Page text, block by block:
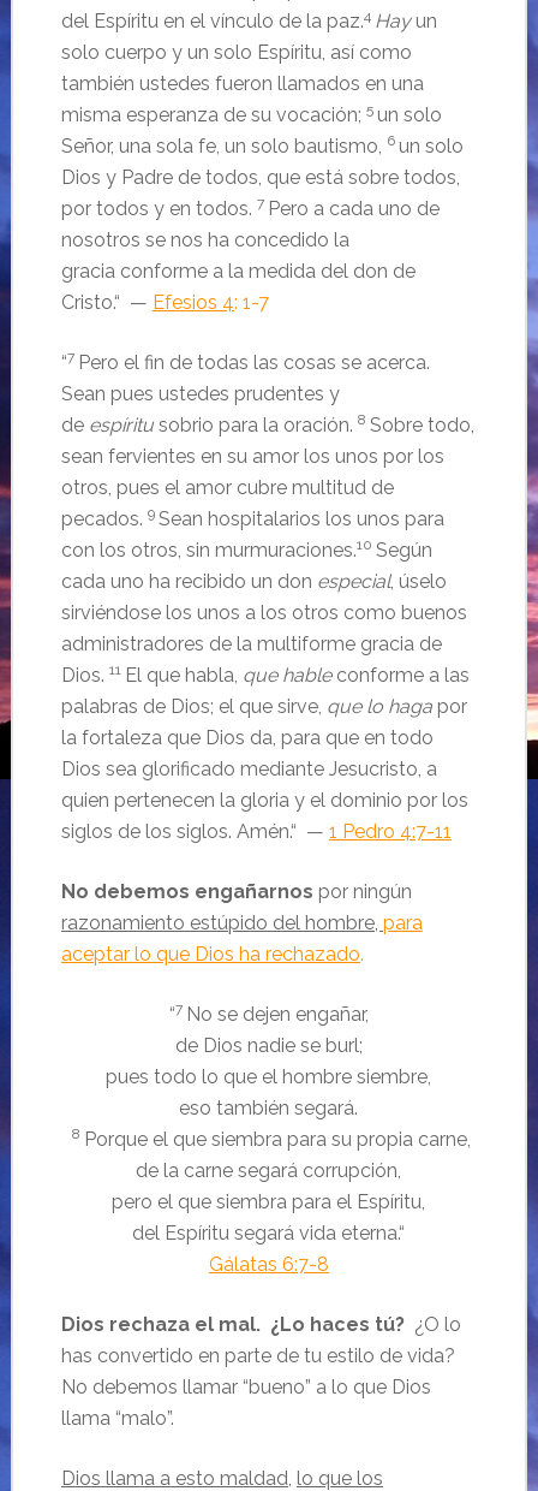
del Espíritu en el vínculo de la paz.4 Hayun
solo cuerpo y un solo Espíritu, así como
también ustedes fueron llamados en una
misma esperanza de su vocación; 5 un solo
Señor, una sola fe, un solo bautismo,
6 un solo
Dios y Padre de todos, que está sobre todos,
por todos y en todos. 7 Pero a cada uno de
nosotros se nos ha concedido la
gracia conforme a la medida del don de
Cristo.“ — Efesios 4: 1-7
“7 Pero el fin de todas las cosas se acerca.
Sean pues ustedes prudentes y
de espíritusobrio para la oración. 8 Sobre todo,
sean fervientes en su amor los unos por los
otros, pues el amor cubre multitud de
pecados. 9 Sean hospitalarios los unos para
con los otros, sin murmuraciones.10 Según
cada uno ha recibido un don especial, úselo
sirviéndose los unos a los otros como buenos
administradores de la multiforme gracia de
Dios. 11 El que habla, que hableconforme a las
palabras de Dios; el que sirve, que lo hagapor
la fortaleza que Dios da, para que en todo
Dios sea glorificado mediante Jesucristo, a
quien pertenecen la gloria y el dominio por los
siglos de los siglos. Amén.“ — 1 Pedro 4:7-11
No debemos engañarnos por ningún
razonamiento estúpido del hombre, para
aceptar lo que Dios ha rechazado.
“7 No se dejen engañar,
de Dios nadie se burl;
pues todo lo que el hombre siembre,
eso también segará.
8 Porque el que siembra para su propia carne,
de la carne segará corrupción,
pero el que siembra para el Espíritu,
del Espíritu segará vida eterna.“
Gálatas 6:7-8
Dios rechaza el mal. ¿Lo haces tú?¿O lo
has convertido en parte de tu estilo de vida?
No debemos llamar “bueno” a lo que Dios
llama “malo”.
Dios llama a esto maldad lo que los